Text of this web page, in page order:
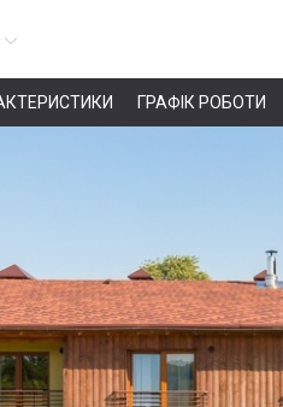
ГРАФІК РОБОТИ